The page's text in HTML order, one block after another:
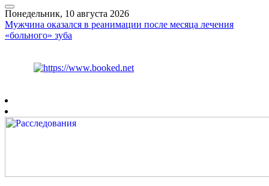
Понедельник, 10 августа 2026
Мужчина оказался в реанимации после месяца лечения
«больного» зуба